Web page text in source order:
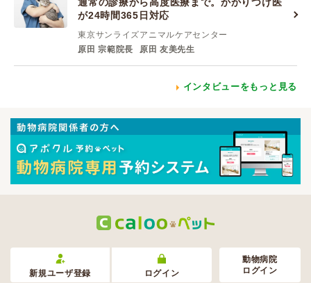
が24時間365日対応
東京サンライズアニマルケアセンター
原田 宗範院長
原田 友美先生
インタビューをもっと見る
新規ユーザ登録 ログイン
動物病院
ログイン